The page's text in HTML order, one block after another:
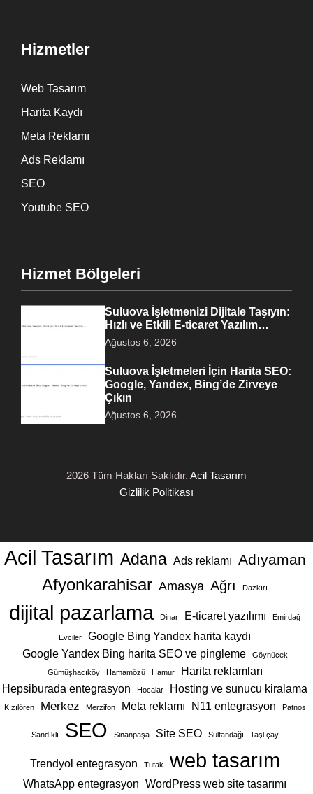
Hizmetler
Web Tasarım
Harita Kaydı
Meta Reklamı
Ads Reklamı
SEO
Youtube SEO
Hizmet Bölgeleri
Suluova İşletmenizi Dijitale Taşıyın:
Hızlı ve Etkili E-ticaret Yazılım…
Ağustos 6, 2026
Suluova İşletmeleri İçin Harita SEO:
Google, Yandex, Bing’de Zirveye
Çıkın
Ağustos 6, 2026
2026 Tüm Hakları Saklıdır. Acil Tasarım
Gizlilik Politikası
Acil Tasarım Adana Ads reklamı Adıyaman
Afyonkarahisar Amasya Ağrı Dazkırı
dijital pazarlama Dinar E-ticaret yazılımı Emirdağ
Evciler
Google Bing Yandex harita kaydı
Google Yandex Bing harita SEO ve pingleme
Göynücek
Gümüşhacıköy Hamamözü Hamur
Harita reklamları
Hepsiburada entegrasyon
Hocalar Hosting ve sunucu kiralama
Kızılören Merkez Merzifon Meta reklamı N11 entegrasyon Patnos
Sandıklı SEO Sinanpaşa Site SEO Sultandağı Taşlıçay
Trendyol entegrasyon Tutak web tasarım
WhatsApp entegrasyon WordPress web site tasarımı